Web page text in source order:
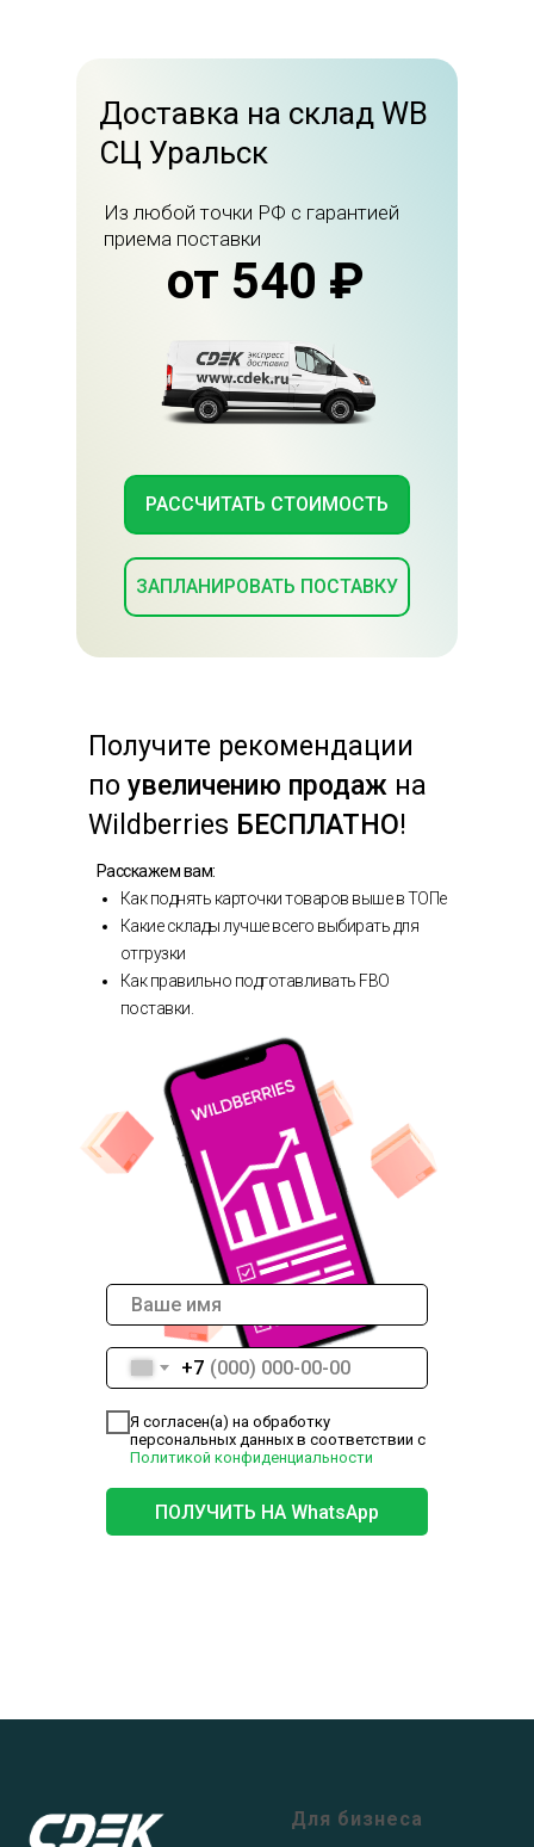
Доставка на склад WB
СЦ Уральск
Из любой точки РФ с гарантией
приема поставки
РАССЧИТАТЬ СТОИМОСТЬ
ЗАПЛАНИРОВАТЬ ПОСТАВКУ
от 540 ₽
+7
Я согласен(а) на обработку
персональных данных в соответствии с
Политикой конфиденциальности
ПОЛУЧИТЬ НА WhatsApp
Расскажем вам:
Как поднять карточки товаров выше в ТОПе
Какие склады лучше всего выбирать для
отгрузки
Как правильно подготавливать FBO
поставки.
Получите рекомендации
по увеличению продаж на
Wildberries БЕСПЛАТНО!
Для бизнеса